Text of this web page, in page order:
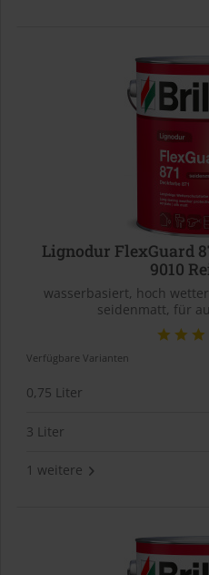
Lignodur FlexGuard
9010
wasserbasiert, hoch
seidenmatt, für
Verfügbare Varianten
0,75 Liter
3 Liter
1 weitere